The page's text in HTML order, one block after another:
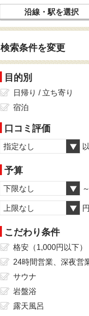
沿線・駅を選択
検索条件を変更
目的別
日帰り / 立ち寄り
宿泊
口コミ評価
指定なし
予算
下限なし ～
上限なし 円
こだわり条件
格安（1,000円以下）
24時間営業、深夜営
サウナ
岩盤浴
露天風呂